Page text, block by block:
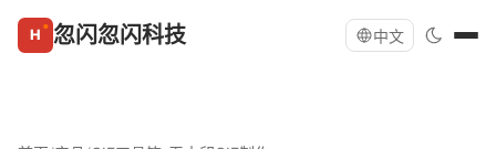
忽闪忽闪科技 中文